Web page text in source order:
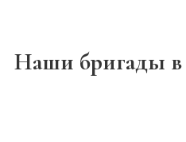
Наши бригады в